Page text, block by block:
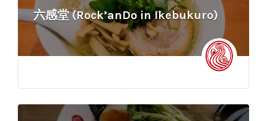
六感堂 (Rock’anDo in Ikebukuro)